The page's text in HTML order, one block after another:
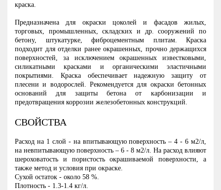
краска.
Предназначена для окраски цоколей и фасадов жилых,
торговых, промышленных, складских и др. сооружений по
бетону, штукатурке, фиброцементным плитам. Краска
подходит для отделки ранее окрашенных, прочно держащихся
поверхностей, за исключением окрашенных известковыми,
силикатными красками и органическими эластичными
покрытиями. Краска обеспечивает надежную защиту от
плесени и водорослей. Рекомендуется для окраски бетонных
оснований для защиты бетона от карбонизации и
предотвращения коррозии железобетонных конструкций.
СВОЙСТВА
Расход на 1 слой - на впитывающую поверхность – 4 - 6 м2/л,
на невпитывающую поверхность – 6 - 8 м2/л. На расход влияют
шероховатость и пористость окрашиваемой поверхности, а
также метод и условия при окраске.
Сухой остаток - около 58 %.
Плотность - 1.3-1.4 кг/л.